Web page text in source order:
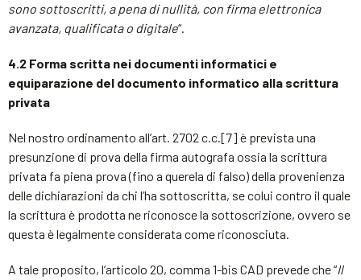
sono sottoscritti, a pena di nullità, con firma elettronica
avanzata, qualificata o digitale“.
4.2 Forma scritta nei documenti informatici e
equiparazione del documento informatico alla scrittura
privata
Nel nostro ordinamento all’art. 2702 c.c.[7] è prevista una
presunzione di prova della firma autografa ossia la scrittura
privata fa piena prova (fino a querela di falso) della provenienza
delle dichiarazioni da chi l’ha sottoscritta, se colui contro il quale
la scrittura è prodotta ne riconosce la sottoscrizione, ovvero se
questa è legalmente considerata come riconosciuta.
A tale proposito, l’articolo 20, comma 1-bis CAD prevede che “Il